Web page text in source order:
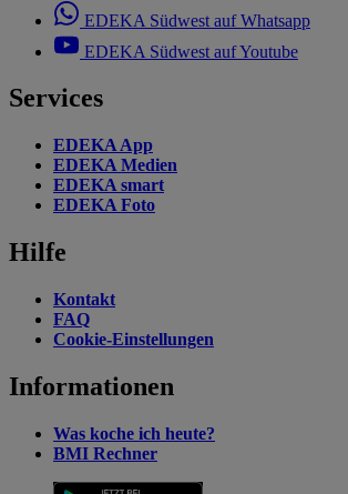
EDEKA Südwest auf Whatsapp
EDEKA Südwest auf Youtube
Services
EDEKA App
EDEKA Medien
EDEKA smart
EDEKA Foto
Hilfe
Kontakt
FAQ
Cookie-Einstellungen
Informationen
Was koche ich heute?
BMI Rechner